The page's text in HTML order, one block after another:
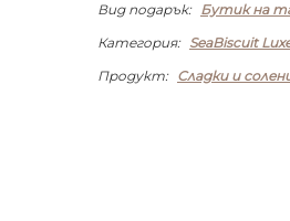
Вид подарък: Бутик на
Категория: SeaBiscuit
Продукт: Сладки и